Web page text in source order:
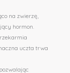
na zwierzę,
hormon.
uczta trwa